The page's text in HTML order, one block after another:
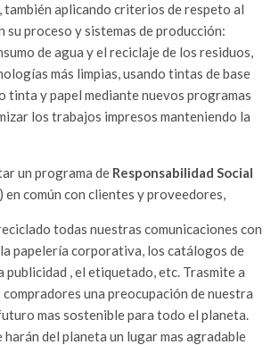
también aplicando criterios de respeto al
su proceso y sistemas de producción:
de agua y el reciclaje de los residuos,
más limpias, usando tintas de base
tinta y papel mediante nuevos programas
los trabajos impresos manteniendo la
un programa de Responsabilidad Social
en común con clientes y proveedores,
todas nuestras comunicaciones con
papelería corporativa, los catálogos de
publicidad , el etiquetado, etc. Trasmite a
una preocupación de nuestra
mas sostenible para todo el planeta.
del planeta un lugar mas agradable